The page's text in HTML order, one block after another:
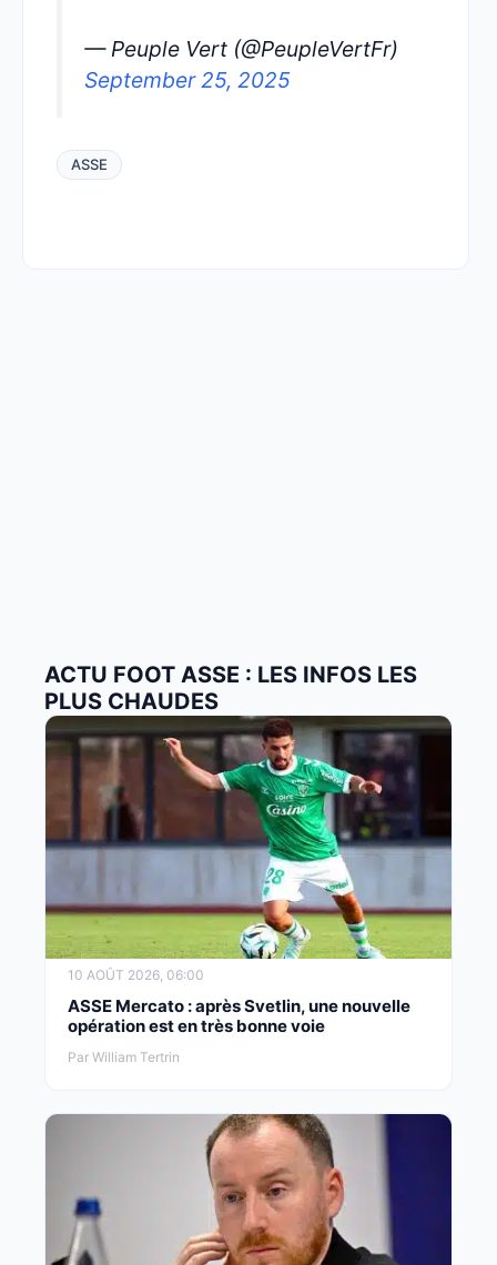
— Peuple Vert (@PeupleVertFr)
September 25, 2025
ASSE
ACTU FOOT ASSE : LES INFOS LES
PLUS CHAUDES
10 AOÛT 2026, 06:00
ASSE Mercato : après Svetlin, une nouvelle
opération est en très bonne voie
Par William Tertrin